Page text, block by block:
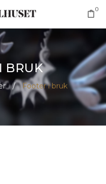
0
BRUK
/ Footer i bruk